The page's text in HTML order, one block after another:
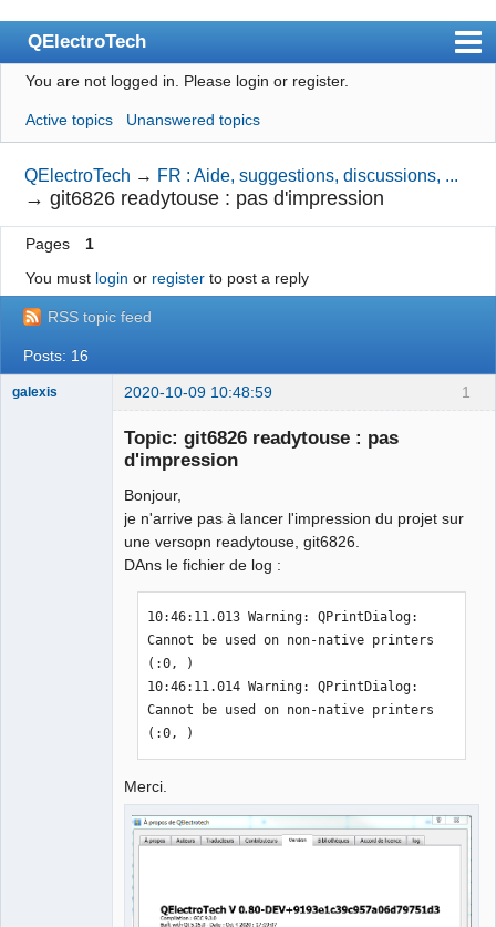
QElectroTech
Index
User list
Search
Register
Login
Site officiel
Wiki
BugTracker
Manual 0.8_cs
Google_Search
You are not logged in. Please login or register.
Active topics Unanswered topics
QElectroTech → FR : Aide, suggestions, discussions, ...
→git6826 readytouse : pas d'impression
Pages
1
You must login or registerto post a reply
RSS topic feed
Posts: 16
1
galexis 2020-10-09 10:48:59
Topic: git6826 readytouse : pas
d'impression
Bonjour,
je n'arrive pas à lancer l'impression du projet sur
une versopn readytouse, git6826.
DAns le fichier de log :
10:46:11.013 Warning: QPrintDialog:
Cannot be used on non-native printers
(:0, )
10:46:11.014 Warning: QPrintDialog:
Cannot be used on non-native printers
(:0, )
Merci.